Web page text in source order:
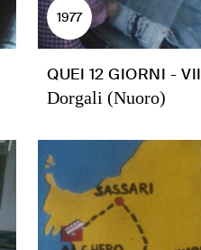
1977
QUEI 12 GIORNI - VII
Dorgali (Nuoro)